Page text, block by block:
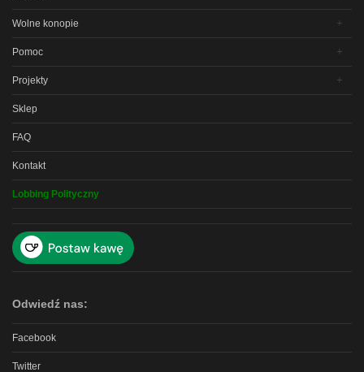
Wolne konopie
Pomoc
Projekty
Sklep
FAQ
Kontakt
Lobbing Polityczny
Odwiedź nas:
Facebook
Twitter